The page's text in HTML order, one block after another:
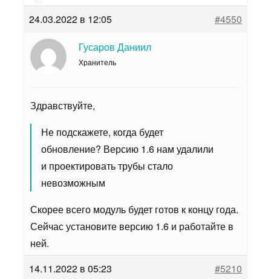
24.03.2022 в 12:05
#4550
Гусаров Даниил
Хранитель
Здравствуйте,
Не подскажете, когда будет
обновление? Версию 1.6 нам удалили
и проектировать трубы стало
невозможным
Скорее всего модуль будет готов к концу года.
Сейчас установите версию 1.6 и работайте в
ней.
14.11.2022 в 05:23
#5210